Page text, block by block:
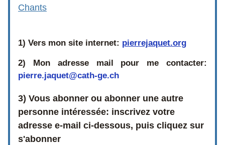
Chants
1) Vers mon site internet: pierrejaquet.org
2)
pierre.jaquet@cath-ge.ch
3) Vous abonner ou abonner une autre
personne intéressée: inscrivez votre
adresse e-mail ci-dessous, puis cliquez sur
s'abonner